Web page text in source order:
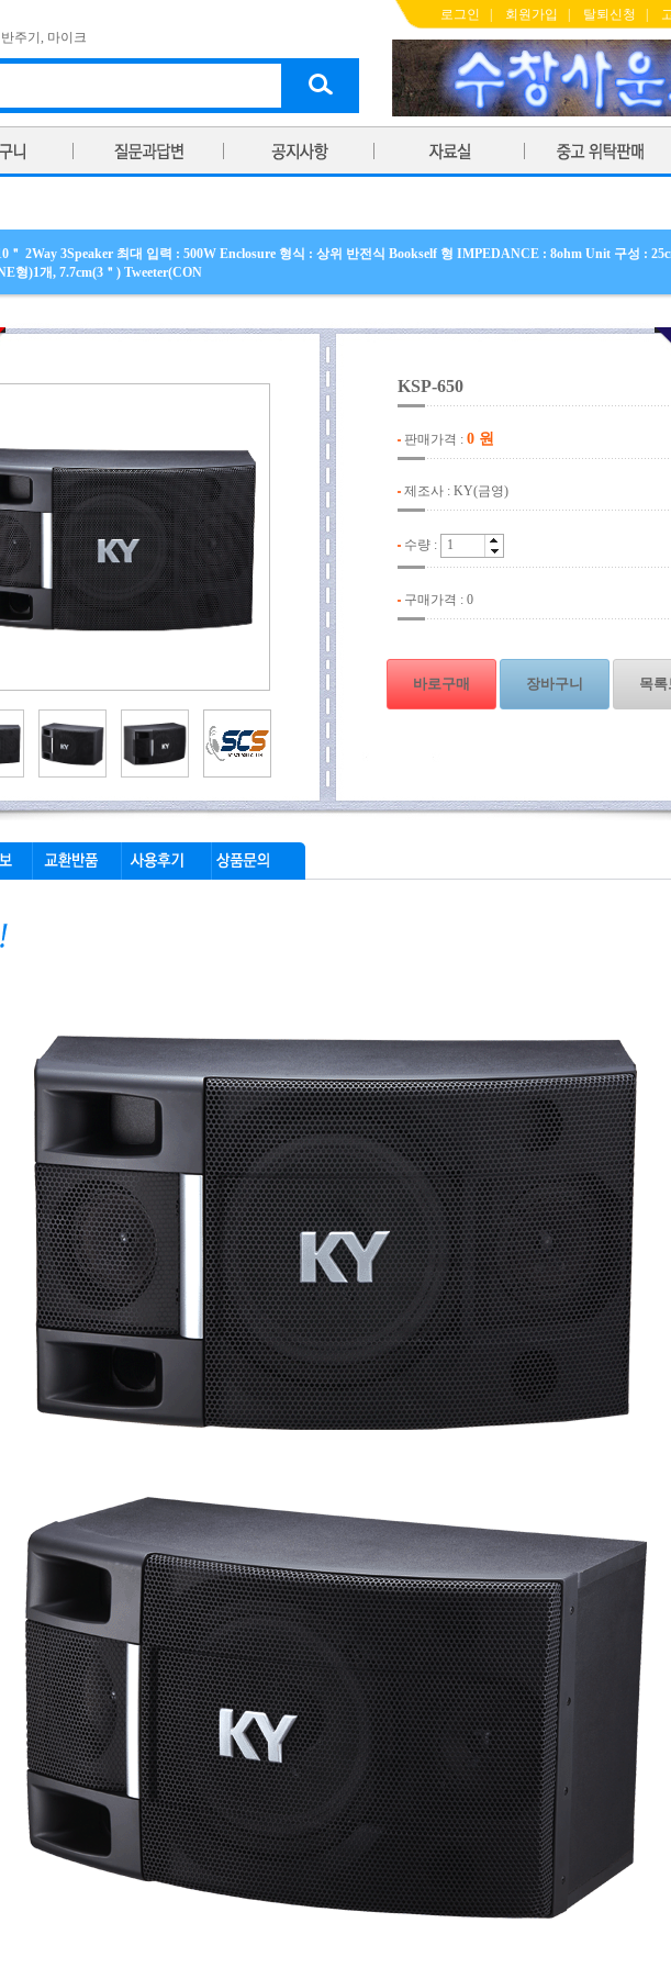
로그인 회원가입 탈퇴신청
반주기 , 마이크
＂ 2Way 3Speaker 최대 입력 : 500W Enclosure 형식 : 상위 반전식 Bookself 형 IMPEDANCE : 8ohm Unit 구성 :
형)1개, 7.7cm(3＂) Tweeter(CON
KSP-650
판매가격 : 0 원
제조사 : KY(금영)
수량 :
구매가격 : 0
바로구매 장바구니 목록